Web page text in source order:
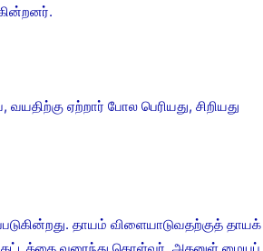
ஏற்றார் போல பெரியது, சிறியது
தாயம் விளையாடுவதற்குத் தாயக்